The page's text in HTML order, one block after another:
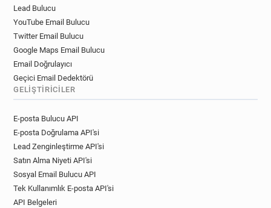
Lead Bulucu
YouTube Email Bulucu
Twitter Email Bulucu
Google Maps Email Bulucu
Email Doğrulayıcı
Geçici Email Dedektörü
GELIŞTIRICILER
E-posta Bulucu API
E-posta Doğrulama API'si
Lead Zenginleştirme API'si
Satın Alma Niyeti API'si
Sosyal Email Bulucu API
Tek Kullanımlık E-posta API'si
API Belgeleri